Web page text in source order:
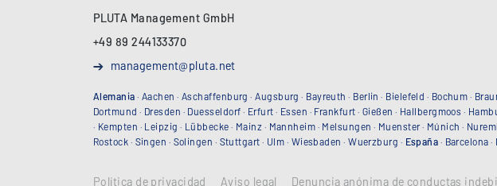
PLUTA Management GmbH
+49 89 244133370
management@pluta.net
Alemania · Aachen · Aschaffenburg · Augsburg · Bayreuth · Berlin · Bielefeld · Bochum ·
Dortmund · Dresden · Duesseldorf · Erfurt · Essen · Frankfurt · Gießen · Hallbergmoos ·
· Kempten · Leipzig · Lübbecke · Mainz · Mannheim · Melsungen · Muenster· Múnich ·
Rostock · Singen · Solingen · Stuttgart · Ulm · Wiesbaden ·Wuerzburg · España · Barcelona ·
Política de privacidad Aviso legal Denuncia anónima de conductas